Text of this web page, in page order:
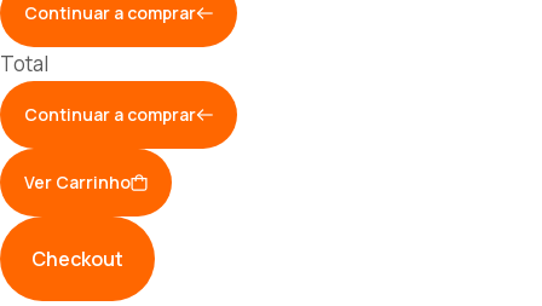
Continuar a comprar
Total
Continuar a comprar
Ver Carrinho
Checkout